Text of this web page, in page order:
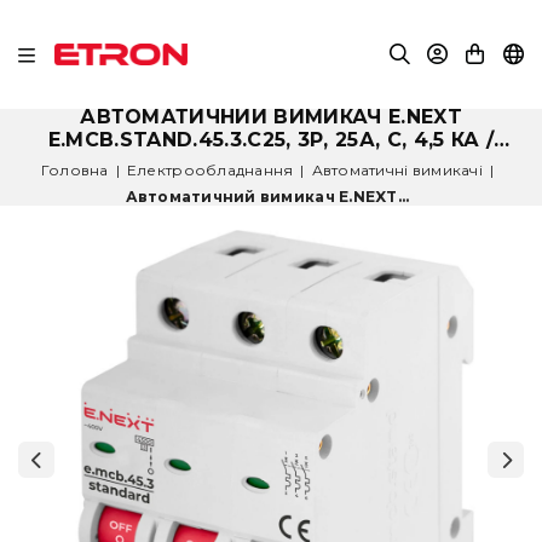
АВТОМАТИЧНИЙ ВИМИКАЧ E.NEXT
E.MCB.STAND.45.3.C25, 3Р, 25А, C, 4,5 КА /
S002033
Головна | Електрообладнання | Автоматичні вимикачі |
Автоматичний вимикач E.NEXT...